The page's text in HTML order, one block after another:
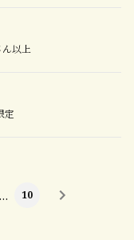
ん以上
定
… 10